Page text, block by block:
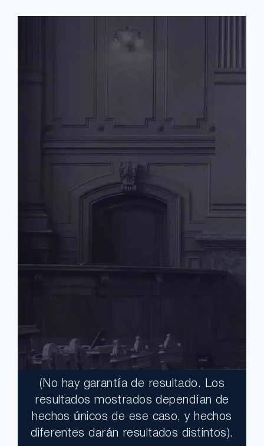
$17,900,000.00
Un jurado declaró al Condado de Los
(No hay garantía de resultado. Los
resultados mostrados dependían de
hechos únicos de ese caso, y hechos
diferentes darán resultados distintos).